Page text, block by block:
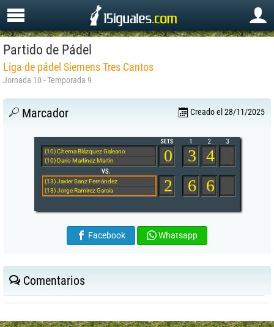
Partido de Pádel
Liga de pádel Siemens Tres Cantos
Jornada 10 - Temporada 9
Marcador Creado el 28/11/2025
(10) Chema Blázquez Galeano
(10) Darío Martínez Martín
(13) Javier Sanz Fernández
(13) Jorge Ramirez Garcia
0
2
3 4
6 6
Facebook Whatsapp
Comentarios